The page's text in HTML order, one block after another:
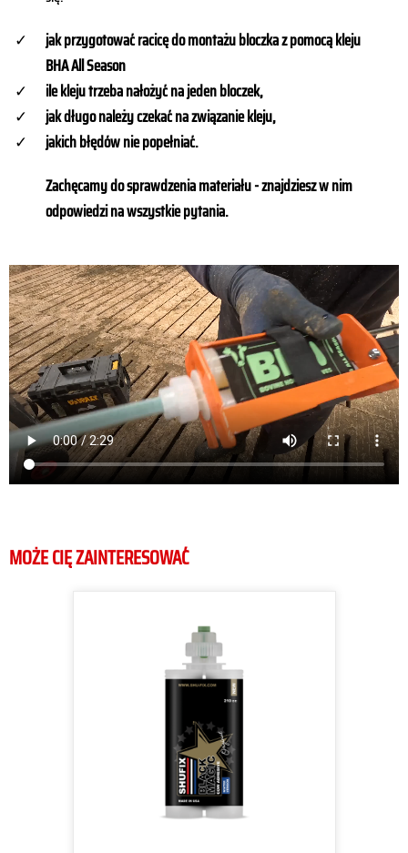
jak przygotować racicę do montażu bloczka z pomocą kleju
BHA All Season
ile kleju trzeba nałożyć na jeden bloczek,
jak długo należy czekać na związanie kleju,
jakich błędów nie popełniać.
Zachęcamy do sprawdzenia materiału - znajdziesz w nim
odpowiedzi na wszystkie pytania.
MOŻE CIĘ ZAINTERESOWAĆ